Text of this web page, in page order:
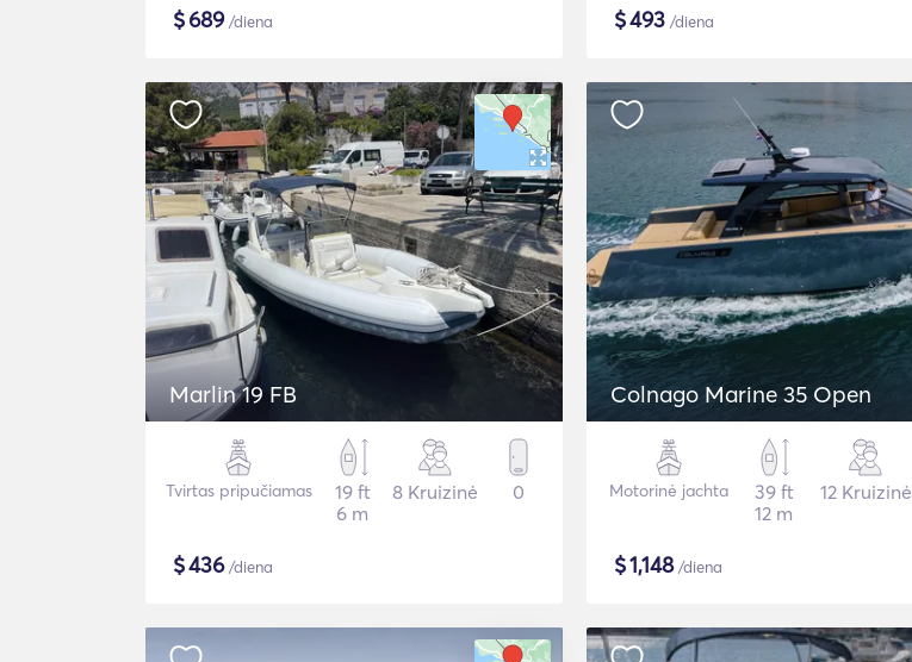
$689/diena $493 /diena
Marlin 19 FB
Tvirtas pripučiamas
19 ft
6 m
8 Kruizinė 0
$436/diena
Colnago Marine 35 Open
Motorinė jachta
39 ft
12 m
12 Kruizinė
$1,148/diena